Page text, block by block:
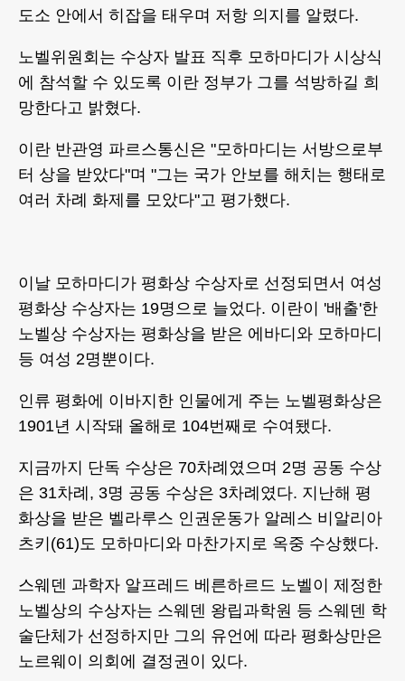
도소 안에서 히잡을 태우며 저항 의지를 알렸다.
노벨위원회는 수상자 발표 직후 모하마디가 시상식
에 참석할 수 있도록 이란 정부가 그를 석방하길 희
망한다고 밝혔다.
이란 반관영 파르스통신은 "모하마디는 서방으로부
터 상을 받았다"며 "그는 국가 안보를 해치는 행태로
여러 차례 화제를 모았다"고 평가했다.
이날 모하마디가 평화상 수상자로 선정되면서 여성
평화상 수상자는 19명으로 늘었다. 이란이 '배출'한
노벨상 수상자는 평화상을 받은 에바디와 모하마디
등 여성 2명뿐이다.
인류 평화에 이바지한 인물에게 주는 노벨평화상은
1901년 시작돼 올해로 104번째로 수여됐다.
지금까지 단독 수상은 70차례였으며 2명 공동 수상
은 31차례, 3명 공동 수상은 3차례였다. 지난해 평
화상을 받은 벨라루스 인권운동가 알레스 비알리아
츠키(61)도 모하마디와 마찬가지로 옥중 수상했다.
스웨덴 과학자 알프레드 베른하르드 노벨이 제정한
노벨상의 수상자는 스웨덴 왕립과학원 등 스웨덴 학
술단체가 선정하지만 그의 유언에 따라 평화상만은
노르웨이 의회에 결정권이 있다.